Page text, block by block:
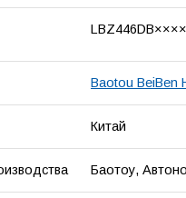
Baotou BeiBen
Китай
Баотоу,